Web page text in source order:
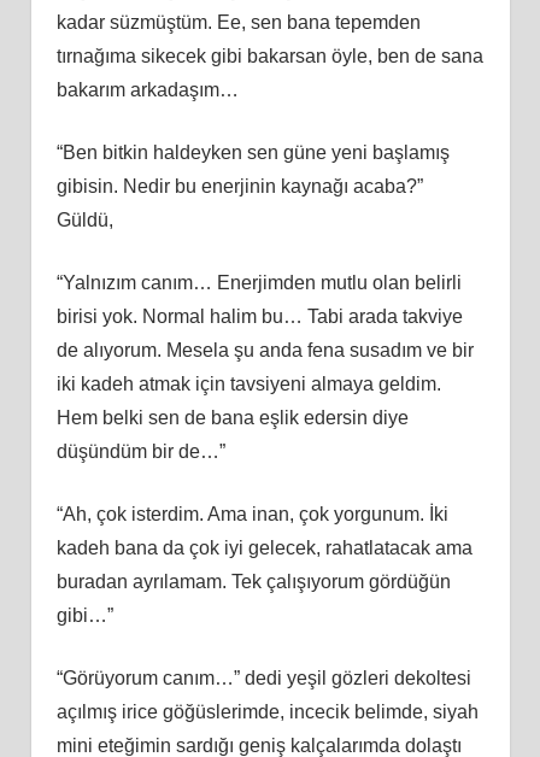
kadar süzmüştüm. Ee, sen bana tepemden
tırnağıma sikecek gibi bakarsan öyle, ben de sana
bakarım arkadaşım…
“Ben bitkin haldeyken sen güne yeni başlamış
gibisin. Nedir bu enerjinin kaynağı acaba?”
Güldü,
“Yalnızım canım… Enerjimden mutlu olan belirli
birisi yok. Normal halim bu… Tabi arada takviye
de alıyorum. Mesela şu anda fena susadım ve bir
iki kadeh atmak için tavsiyeni almaya geldim.
Hem belki sen de bana eşlik edersin diye
düşündüm bir de…”
“Ah, çok isterdim. Ama inan, çok yorgunum. İki
kadeh bana da çok iyi gelecek, rahatlatacak ama
buradan ayrılamam. Tek çalışıyorum gördüğün
gibi…”
“Görüyorum canım…” dedi yeşil gözleri dekoltesi
açılmış irice göğüslerimde, incecik belimde, siyah
mini eteğimin sardığı geniş kalçalarımda dolaştı